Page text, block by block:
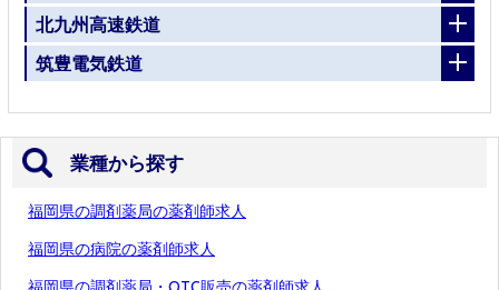
北九州高速鉄道
筑豊電気鉄道
業種から探す
福岡県の調剤薬局の薬剤師求人
福岡県の病院の薬剤師求人
福岡県の調剤薬局・OTC販売の薬剤師求人